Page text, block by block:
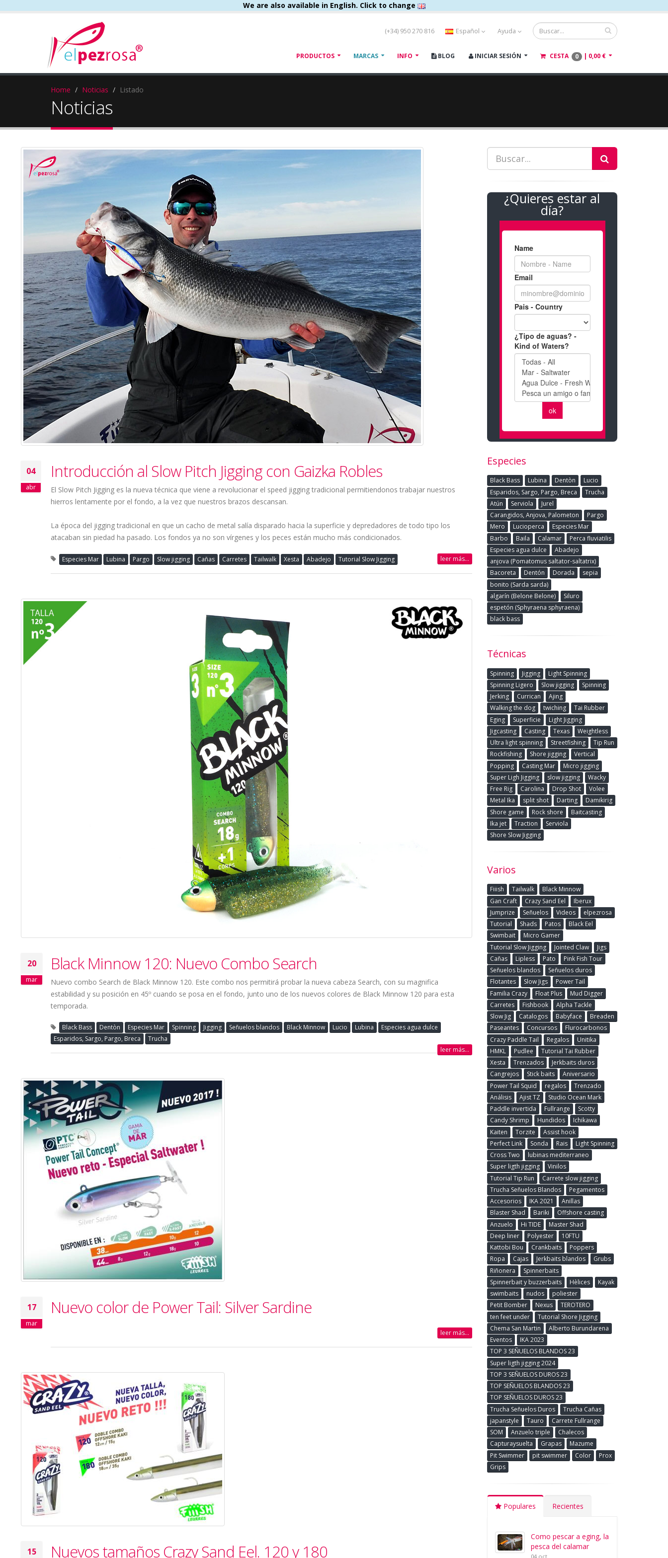
We are also available in English. Click to change
(+34) 950 270 816 Español Ayuda
PRODUCTOS MARCAS INFO BLOG INICIAR SESIÓN CESTA 0 | 0,00 €
Home Noticias Listado
Noticias
04
abr
Introducción al Slow Pitch Jigging con Gaizka Robles
El Slow Pitch Jigging es la nueva técnica que viene a revolucionar el speed jigging tradicional permitiendonos trabajar nuestros
hierros lentamente por el fondo, a la vez que nuestros brazos descansan.
La época del jigging tradicional en que un cacho de metal salía disparado hacia la superficie y depredadores de todo tipo los
atacaban sin piedad ha pasado. Los fondos ya no son vírgenes y los peces están mucho más condicionados.
Especies Mar Lubina Pargo Slow jigging Cañas Carretes Tailwalk Xesta Abadejo Tutorial Slow Jigging leer más...
20
mar
Black Minnow 120: Nuevo Combo Search
Nuevo combo Search de Black Minnow 120. Este combo nos permitirá probar la nueva cabeza Search, con su magnifica
estabilidad y su posición en 45º cuando se posa en el fondo, junto uno de los nuevos colores de Black Minnow 120 para esta
temporada.
Black Bass Dentòn Especies Mar Spinning Jigging Señuelos blandos Black Minnow Lucio Lubina
Especies agua dulce
Esparidos, Sargo, Pargo, Breca
Trucha
leer más...
17
mar
Nuevo color de Power Tail: Silver Sardine
leer más...
15 Nuevos tamaños Crazy Sand Eel. 120 y 180
¿Quieres estar al
día?
Especies
Black Bass Lubina Dentòn
Lucio
Esparidos, Sargo, Pargo, Breca
Trucha
Atún
Serviola
Jurel
Carangidos, Anjova, Palometon
Pargo
Mero
Lucioperca
Especies Mar
Barbo
Baila Calamar
Perca fluviatilis
Especies agua dulce
Abadejo
anjova (Pomatomus saltator-saltatrix)
Bacoreta
Dentón Dorada
sepia
bonito (Sarda sarda)
algarín (Belone Belone)
Siluro
espetón (Sphyraena sphyraena)
black bass
Técnicas
Spinning Jigging
Light Spinning
Spinning Ligero
Slow jigging
Spinning
Jerking
Currican
Ajing
Walking the dog
twiching
Tai Rubber
Eging
Superficie
Light Jigging
Jigcasting
Casting Texas
Weightless
Ultra light spinning
Streetfishing
Tip Run
Rockfishing
Shore jigging
Vertical
Popping
Casting Mar
Micro jigging
Super Ligh Jigging
slow jigging
Wacky
Free Rig
Carolina Drop Shot
Volee
Metal Ika
split shot Darting
Damikirig
Shore game
Rock shore
Baitcasting
Ika jet
Traction
Serviola
Shore Slow Jigging
Varios
Fiiish Tailwalk
Black Minnow
Gan Craft
Crazy Sand Eel
Iberux
Jumprize
Señuelos Videos
elpezrosa
Tutorial
Shads Patos
Black Eel
Swimbait
Micro Gamer
Tutorial Slow Jigging
Jointed Claw
Jigs
Cañas
Lipless Pato
Pink Fish Tour
Señuelos blandos
Señuelos duros
Flotantes
Slow Jigs
Power Tail
Familia Crazy
Float Plus
Mud Digger
Carretes
Fishbook
Alpha Tackle
Slow Jig
Catalogos Babyface
Breaden
Paseantes
Concursos
Flurocarbonos
Crazy Paddle Tail
Regalos
Unitika
HMKL
Pudlee
Tutorial Tai Rubber
Xesta
Trenzados
Jerkbaits duros
Cangrejos
Stick baits
Aniversario
Power Tail Squid
regalos
Trenzado
Análisis
Ajist TZ
Studio Ocean Mark
Paddle invertida
Fullrange
Scotty
Candy Shrimp
Hundidos
Ichikawa
Kaiten
Torzite
Assist hook
Perfect Link
Sonda Rais
Light Spinning
Cross Two
lubinas mediterraneo
Super ligth jigging
Vinilos
Tutorial Tip Run
Carrete slow jigging
Trucha Señuelos Blandos
Pegamentos
Accesorios
IKA 2021
Anillas
Blaster Shad
Bariki
Offshore casting
Anzuelo
Hi TIDE
Master Shad
Deep liner
Polyester
10FTU
Kattobi Bou
Crankbaits
Poppers
Ropa
Cajas Jerkbaits blandos
Grubs
Riñonera
Spinnerbaits
Spinnerbait y buzzerbaits
Hèlices
Kayak
swimbaits
nudos
poliester
Petit Bomber
Nexus
TEROTERO
ten feet under
Tutorial Shore Jigging
Chema San Martin
Alberto Burundarena
Eventos
IKA 2023
TOP 3 SEÑUELOS BLANDOS 23
Super ligth jigging 2024
TOP 3 SEÑUELOS DUROS 23
TOP SEÑUELOS BLANDOS 23
TOP SEÑUELOS DUROS 23
Trucha Señuelos Duros
Trucha Cañas
japanstyle
Tauro
Carrete Fullrange
SOM
Anzuelo triple
Chalecos
Capturaysuelta
Grapas
Mazume
Pit Swimmer
pit swimmer Color
Prox
Grips
Populares Recientes
Como pescar a eging, la
pesca del calamar
04 oct